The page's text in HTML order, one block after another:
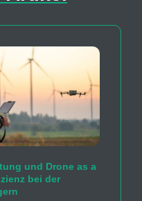
und Drone as a
bei der